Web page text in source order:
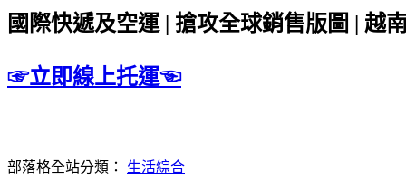
國際快遞及空運 | 搶攻全球銷售版圖 | 越
☞立即線上托運☜
部落格全站分類： 生活綜合